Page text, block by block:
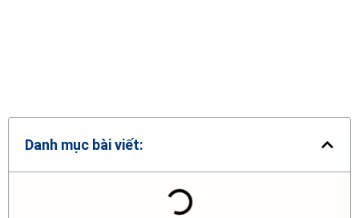
Danh mục bài viết: